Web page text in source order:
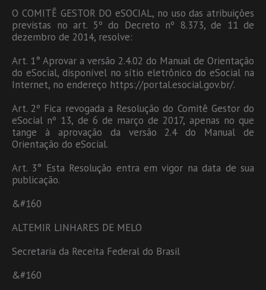
O COMITÊ GESTOR DO eSOCIAL, no uso das atribuições
previstas no art. 5º do Decreto nº 8.373, de 11 de
dezembro de 2014, resolve:
Art. 1° Aprovar a versão 2.4.02 do Manual de Orientação
do eSocial, disponível no sítio eletrônico do eSocial na
Internet, no endereço https://portal.esocial.gov.br/.
Art. 2º Fica revogada a Resolução do Comitê Gestor do
eSocial nº 13, de 6 de março de 2017, apenas no que
tange à aprovação da versão 2.4 do Manual de
Orientação do eSocial.
Art. 3° Esta Resolução entra em vigor na data de sua
publicação.
&#160
ALTEMIR LINHARES DE MELO
Secretaria da Receita Federal do Brasil
&#160